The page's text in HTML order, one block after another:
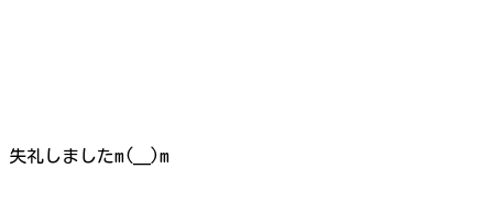
失礼しましたm(__)m